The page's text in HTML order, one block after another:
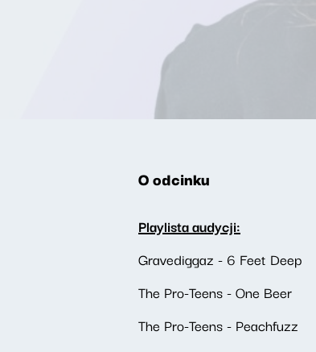
O odcinku
Playlista audycji:
Gravediggaz - 6 Feet Deep
The Pro-Teens - One Beer
The Pro-Teens - Peachfuzz